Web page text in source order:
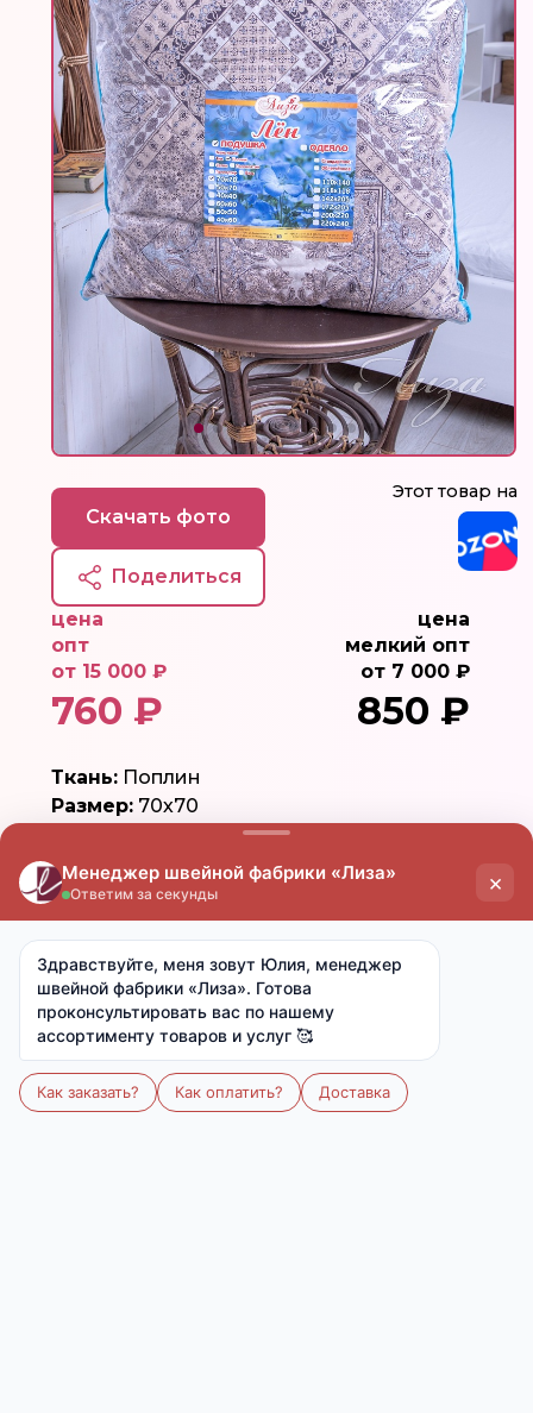
Скачать фото
Поделиться
Этот товар на
цена
опт
от 15 000 ₽
760 ₽
цена
мелкий опт
от 7 000 ₽
850 ₽
Ткань: Поплин
Размер: 70х70
Количество
В корзину
В избранное
Выберите расцветку